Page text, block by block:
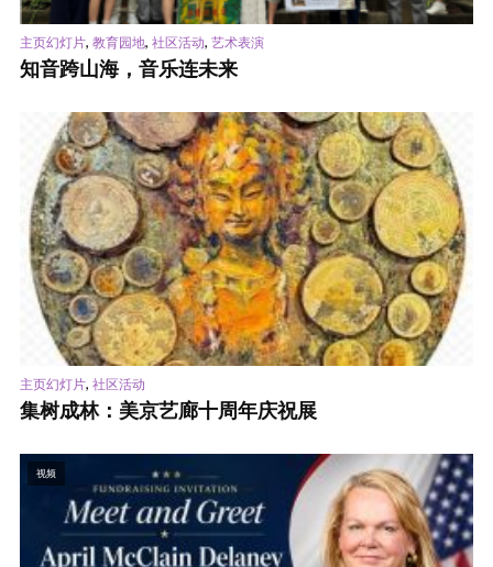
主页幻灯片, 教育园地, 社区活动, 艺术表演
知音跨山海，音乐连未来
主页幻灯片, 社区活动
集树成林：美京艺廊十周年庆祝展
视频